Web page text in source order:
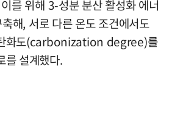
를 위해 3-성분 분산 활성화 에너
해, 서로 다른 온도 조건에서도
화도(carbonization degree)를
를 설계했다.